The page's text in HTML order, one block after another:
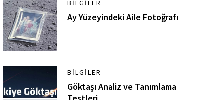
BILGILER
Ay Yüzeyindeki Aile Fotoğrafı
BILGILER
Göktaşı Analiz ve Tanımlama
Testleri